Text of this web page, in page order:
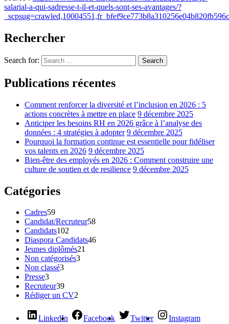
salarial-a-qui-sadresse-t-il-et-quels-sont-ses-avantages/?
Rechercher
Search for: Search
Publications récentes
Comment renforcer la diversité et l’inclusion en 2026 : 5
actions concrètes à mettre en place 9 décembre 2025
Anticiper les besoins RH en 2026 grâce à l’analyse des
données : 4 stratégies à adopter 9 décembre 2025
Pourquoi la formation continue est essentielle pour fidéliser
vos talents en 2026 9 décembre 2025
Bien-être des employés en 2026 : Comment construire une
culture de soutien et de resilience 9 décembre 2025
Catégories
Cadres59
Candidat/Recruteur58
Candidats102
Diaspora Candidats46
Jeunes diplômés21
Non catégorisés3
Non classé3
Presse3
Recruteur39
Rédiger un CV2
LinkedIn Facebook Twitter
Instagram